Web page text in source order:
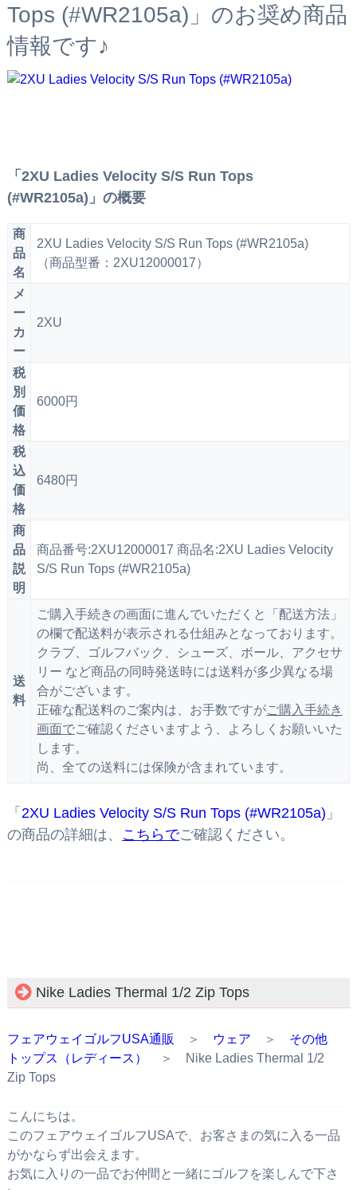
Tops (#WR2105a)」のお奨め商品
情報です♪
「2XU Ladies Velocity S/S Run Tops
(#WR2105a)」の概要
商
品
名
2XU Ladies Velocity S/S Run Tops (#WR2105a)
（商品型番：2XU12000017）
メ
ー
カ
ー
2XU
税
別
価
格
6000円
税
込
価
格
6480円
商
品
説
明
商品番号:2XU12000017 商品名:2XU Ladies Velocity
S/S Run Tops (#WR2105a)
送
料
ご購入手続きの画面に進んでいただくと「配送方法」
の欄で配送料が表示される仕組みとなっております。
クラブ、ゴルフバック、シューズ、ボール、アクセサ
リー など商品の同時発送時には送料が多少異なる場
合がございます。
正確な配送料のご案内は、お手数ですがご購入手続き
画面でご確認くださいますよう、よろしくお願いいた
します。
尚、全ての送料には保険が含まれています。
「 2XU Ladies Velocity S/S Run Tops (#WR2105a) 」
の商品の詳細は、
こちらでご確認ください。
Nike Ladies Thermal 1/2 Zip Tops
フェアウェイゴルフUSA通販 ＞ ウェア ＞ その他
トップス（レディース）
＞ Nike Ladies Thermal 1/2
Zip Tops
こんにちは。
このフェアウェイゴルフUSAで、お客さまの気に入る一品
がかならず出会えます。
お気に入りの一品でお仲間と一緒にゴルフを楽しんで下さ